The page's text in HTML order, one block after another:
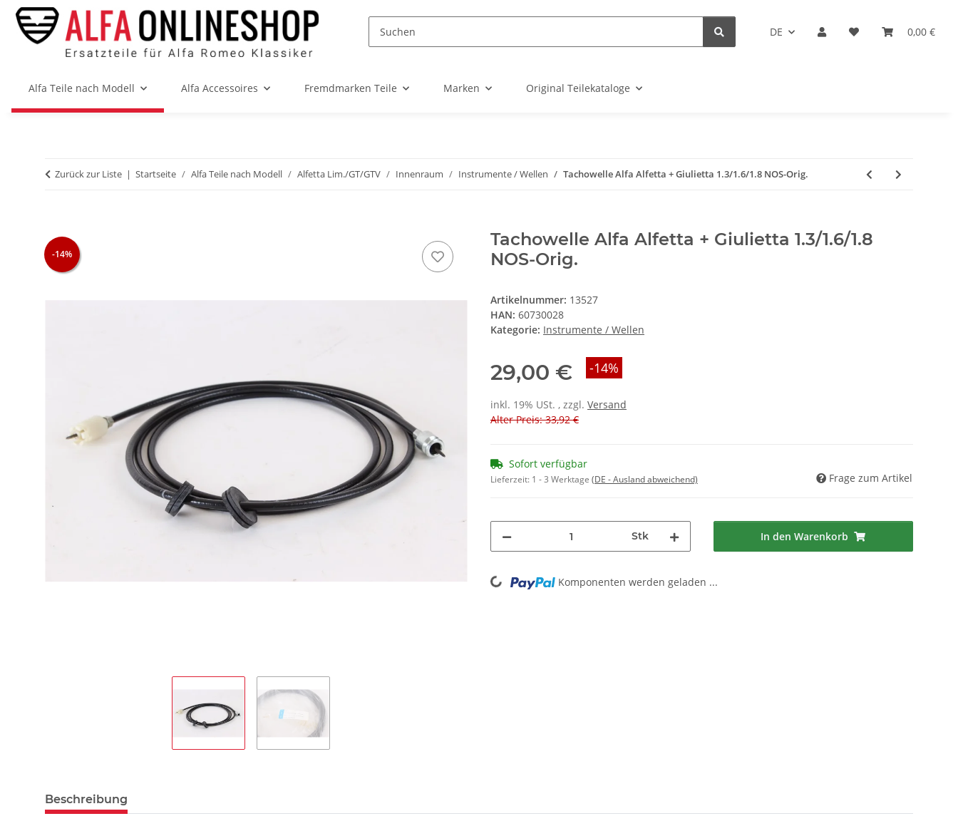
DE 0,00 €
Alfa Teile nach Modell Alfa Accessoires Fremdmarken Teile Marken Original Teilekataloge
Zurück zur Liste Startseite Alfa Teile nach Modell Alfetta Lim./GT/GTV Innenraum Instrumente / Wellen Tachowelle Alfa Alfetta + Giulietta 1.3/1.6/1.8 NOS-Orig.
-14%
Tachowelle Alfa Alfetta + Giulietta 1.3/1.6/1.8
NOS-Orig.
Artikelnummer: 13527
HAN: 60730028
Kategorie: Instrumente / Wellen
29,00 € -14%
inkl. 19% USt. , zzgl. Versand
Alter Preis: 33,92 €
Sofort verfügbar
Lieferzeit: 1 - 3 Werktage (DE - Ausland abweichend) Frage zum Artikel
Stk In den Warenkorb
Loading... Komponenten werden geladen ...
Beschreibung